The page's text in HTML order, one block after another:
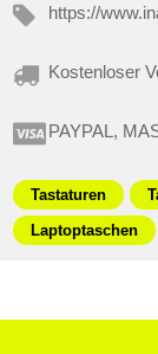
https://
Kostenloser
PAYPAL,
Tastaturen
Laptoptaschen